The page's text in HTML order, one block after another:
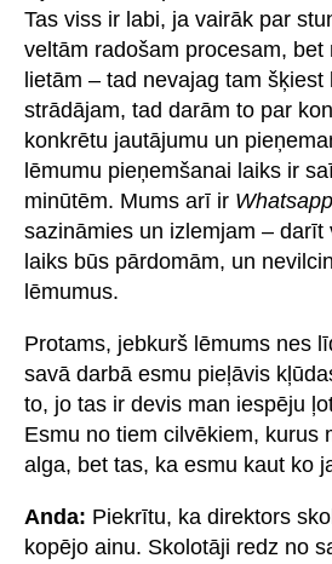
Tas viss ir labi, ja vairāk par
veltām radošam procesam, bet
lietām – tad nevajag tam
strādājam, tad darām to par
konkrētu jautājumu un
lēmumu pieņemšanai laiks ir
minūtēm. Mums arī ir Whatsapp
sazināmies un izlemjam –
laiks būs pārdomām, un
lēmumus.
Protams, jebkurš lēmums nes
savā darbā esmu pieļāvis
to, jo tas ir devis man iespēju
Esmu no tiem cilvēkiem, kurus
alga, bet tas, ka esmu kaut ko
Anda: Piekrītu, ka direktors
kopējo ainu. Skolotāji redz no